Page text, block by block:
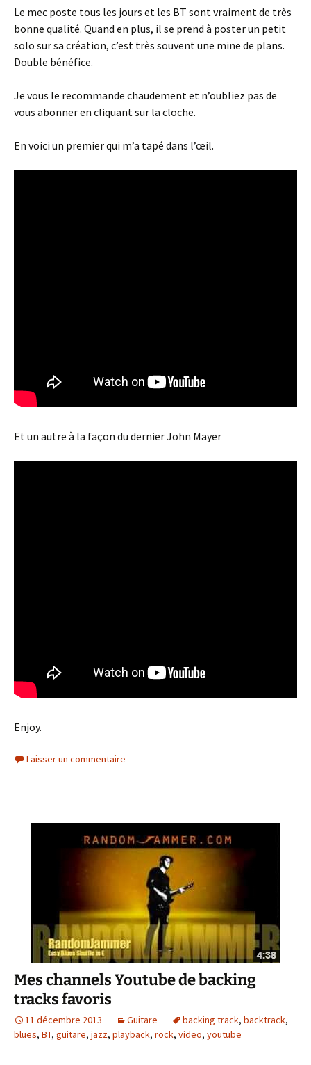
Le mec poste tous les jours et les BT sont vraiment de très
bonne qualité. Quand en plus, il se prend à poster un petit
solo sur sa création, c’est très souvent une mine de plans.
Double bénéfice.
Je vous le recommande chaudement et n’oubliez pas de
vous abonner en cliquant sur la cloche.
En voici un premier qui m’a tapé dans l’œil.
Et un autre à la façon du dernier John Mayer
Enjoy.
Laisser un commentaire
Mes channels Youtube de backing
tracks favoris
11 décembre 2013 Guitare backing track, backtrack,
blues, BT, guitare, jazz, playback, rock, video, youtube